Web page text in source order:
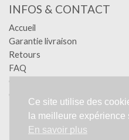
INFOS & CONTACT
Accueil
Garantie livraison
Retours
FAQ
Confidentialité
Conditions générales
Mentions légales
RGPD
Création YA-
Ce site utilise des
la meilleure expérience
En savoir plus